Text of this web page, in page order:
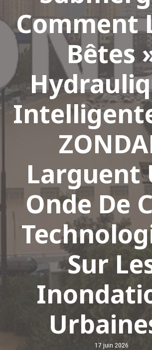
Comment
Bêtes
Larguent
Onde De
Sur
17 juin 2026